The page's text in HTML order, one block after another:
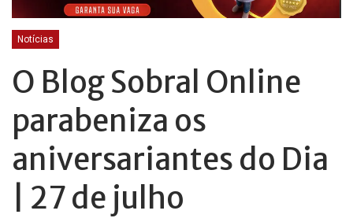
Notícias
O Blog Sobral Online
parabeniza os
aniversariantes do Dia
| 27 de julho